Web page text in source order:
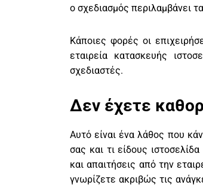
ο σχεδιασμός περιλαμβάνει
Κάποιες φορές οι
εταιρεία κατασκευής
σχεδιαστές.
Δεν έχετε
Αυτό είναι ένα λάθος που
σας και τι είδους
και απαιτήσεις από την
γνωρίζετε ακριβώς τις